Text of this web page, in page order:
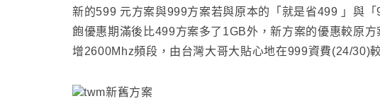
新的599 元方案與999方案若與原本的 「就是省499 」與
飽優惠期滿後比499方案多了1GB外 ，新方案的優惠較原
增2600Mhz頻段 ，由台灣大哥大貼心地在999資費(24/30)